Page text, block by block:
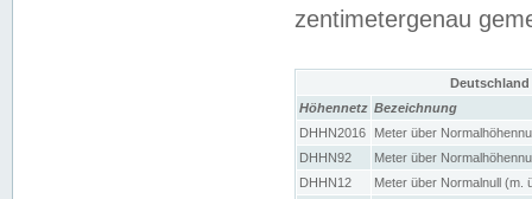
zentimetergenau
Höhennetz Bezeichnung
DHHN2016
Meter über
DHHN92
Meter über
DHHN12
Meter über Normalnull (m.